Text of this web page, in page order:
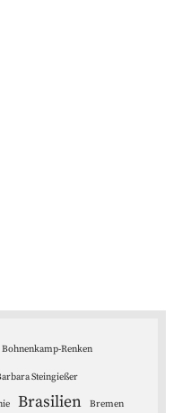
Bohnenkamp-Renken
Steingießer
Brasilien Bremen